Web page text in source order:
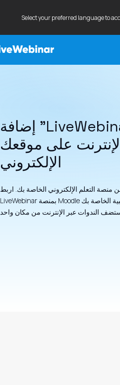
Select your preferred language to
على موقعك
الإلكتروني
منصة التعلم الإلكتروني الخاصة بك. اربط